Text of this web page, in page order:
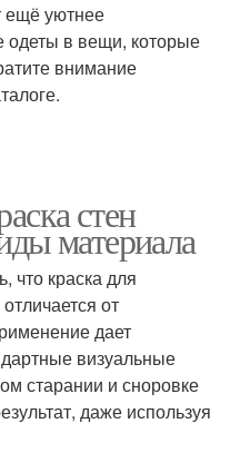
ещё уютнее
одеты в вещи, которые
внимание
стен
материала
что краска для
от
дает
визуальные
старании и сноровке
даже используя